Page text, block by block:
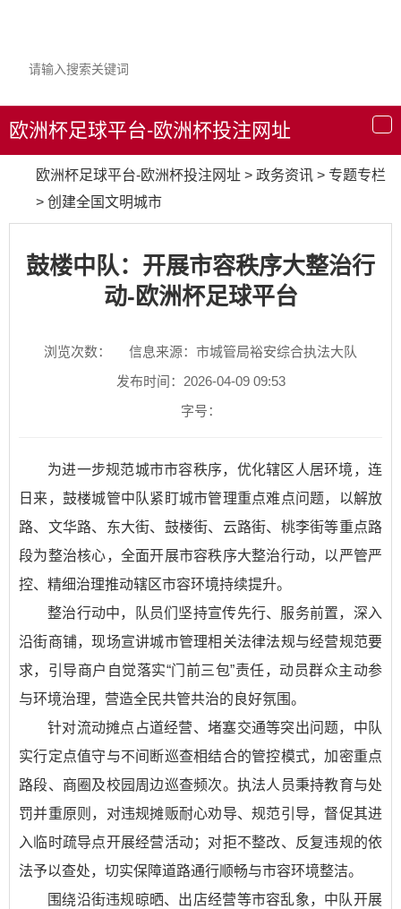
导
航
欧洲杯足球平台-欧洲杯投注网址
欧洲杯足球平台-欧洲杯投注网址 > 政务资讯 > 专题专栏
> 创建全国文明城市
鼓楼中队：开展市容秩序大整治行
动-欧洲杯足球平台
浏览次数：
信息来源：市城管局裕安综合执法大队
发布时间：2026-04-09 09:53
字号：
为进一步规范城市市容秩序，优化辖区人居环境，连
日来，鼓楼城管中队紧盯城市管理重点难点问题，以解放
路、文华路、东大街、鼓楼街、云路街、桃李街等重点路
段为整治核心，全面开展市容秩序大整治行动，以严管严
控、精细治理推动辖区市容环境持续提升。
整治行动中，队员们坚持宣传先行、服务前置，深入
沿街商铺，现场宣讲城市管理相关法律法规与经营规范要
求，引导商户自觉落实“门前三包”责任，动员群众主动参
与环境治理，营造全民共管共治的良好氛围。
针对流动摊点占道经营、堵塞交通等突出问题，中队
实行定点值守与不间断巡查相结合的管控模式，加密重点
路段、商圈及校园周边巡查频次。执法人员秉持教育与处
罚并重原则，对违规摊贩耐心劝导、规范引导，督促其进
入临时疏导点开展经营活动；对拒不整改、反复违规的依
法予以查处，切实保障道路通行顺畅与市容环境整洁。
围绕沿街违规晾晒、出店经营等市容乱象，中队开展